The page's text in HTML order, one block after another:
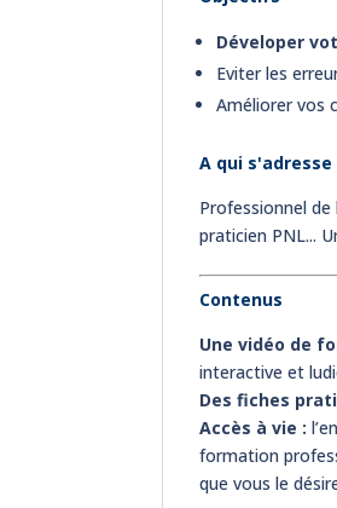
Déveloper
Eviter les
Améliorer vos
A qui
Professionnel de
praticien PNL...
Contenus
Une vidéo de
interactive et
Des fiches
Accès à vie :
formation
que vous le